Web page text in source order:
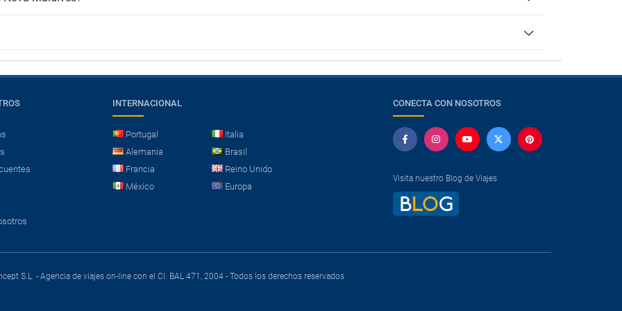
INTERNACIONAL
Portugal
Italia
Alemania
Brasil
Francia
Reino Unido
México
Europa
CONECTA CON NOSOTROS
Visita nuestro Blog de Viajes
S.L. - Agencia de viajes on-line con el CI. BAL 471, 2004 - Todos los derechos reservados